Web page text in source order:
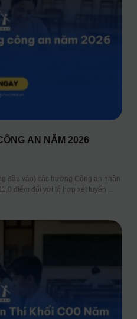
AN NĂM 2026
đầu vào) các trường Công an nhân
điểm đối với tổ hợp xét tuyển